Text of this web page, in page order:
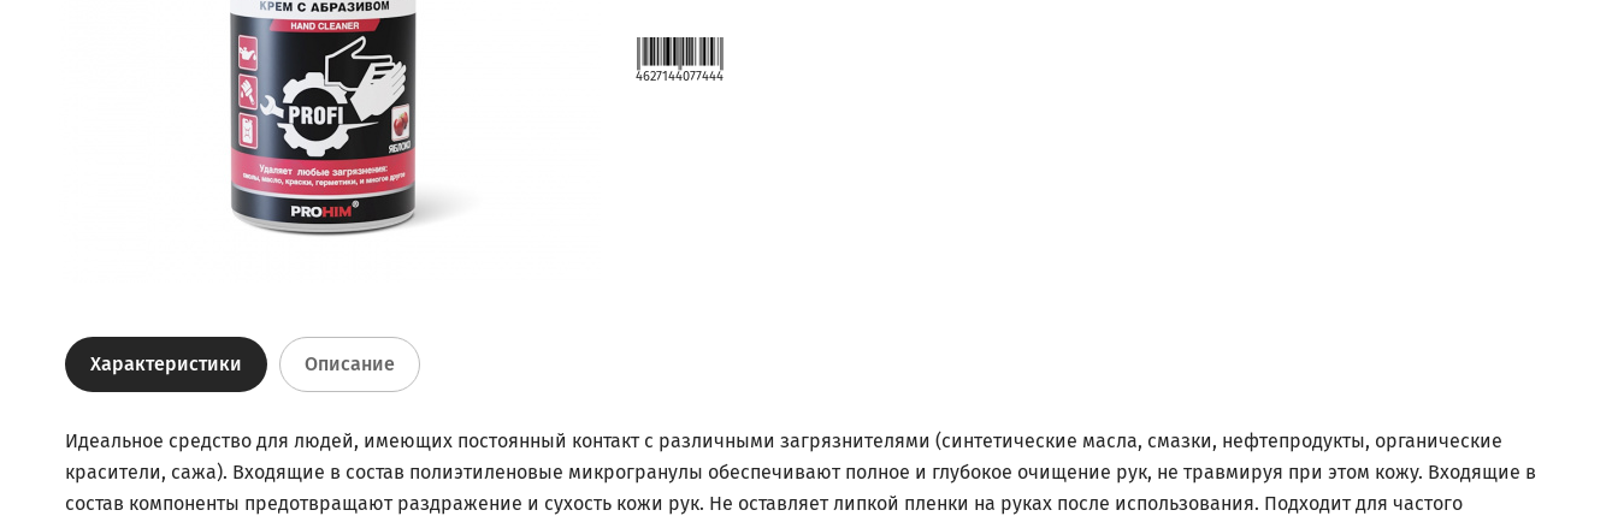
4627144077444
Характеристики Описание
Идеальное средство для людей, имеющих постоянный контакт с различными загрязнителями (синтетические масла, смазки, нефтепродукты, органические
красители, сажа). Входящие в состав полиэтиленовые микрогранулы обеспечивают полное и глубокое очищение рук, не травмируя при этом кожу. Входящие в
состав компоненты предотвращают раздражение и сухость кожи рук. Не оставляет липкой пленки на руках после использования. Подходит для частого